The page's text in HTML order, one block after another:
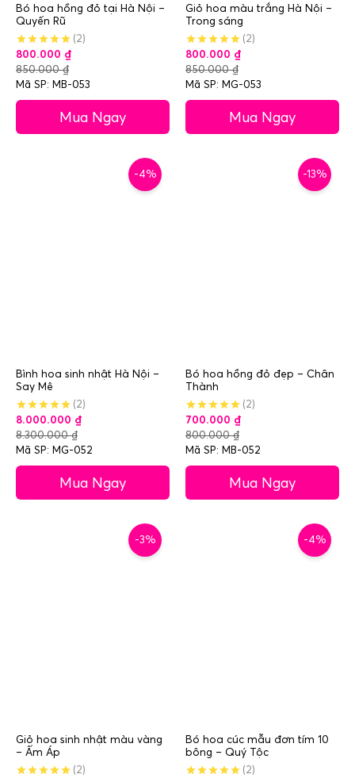
Bó hoa hồng đỏ tại Hà Nội –
Quyến Rũ
(2)
800.000 ₫
850.000₫
Mã SP: MB-053
Mua Ngay
Giỏ hoa màu trắng Hà Nội –
Trong sáng
(2)
800.000 ₫
850.000₫
Mã SP: MG-053
Mua Ngay
-4%
Bình hoa sinh nhật Hà Nội –
Say Mê
(2)
8.000.000 ₫
8.300.000₫
Mã SP: MG-052
Mua Ngay
-13%
Bó hoa hồng đỏ đẹp – Chân
Thành
(2)
700.000 ₫
800.000₫
Mã SP: MB-052
Mua Ngay
-3%
Giỏ hoa sinh nhật màu vàng
– Ấm Áp
(2)
-4%
Bó hoa cúc mẫu đơn tím 10
bông – Quý Tộc
(2)